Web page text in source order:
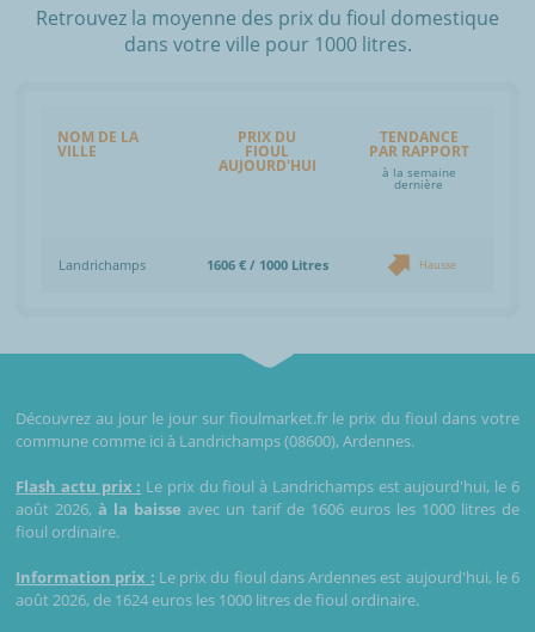
Retrouvez la moyenne des prix du fioul domestique
dans votre ville pour 1000 litres.
NOM DE LA
VILLE
PRIX DU
FIOUL
AUJOURD'HUI
TENDANCE
PAR RAPPORT
à la semaine
dernière
Landrichamps 1606 € / 1000 Litres Hausse
Découvrez au jour le jour sur fioulmarket.fr le prix du fioul dans votre
commune comme ici à Landrichamps (08600), Ardennes.
Flash actu prix : Le prix du fioul à Landrichamps est aujourd'hui, le 6
août 2026,à la baisse avec un tarif de 1606 euros les 1000 litres de
fioul ordinaire.
Information prix : Le prix du fioul dans Ardennes est aujourd'hui, le 6
août 2026, de 1624 euros les 1000 litres de fioul ordinaire.